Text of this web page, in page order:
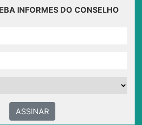
INFORMES DO CONSELHO
ASSINAR